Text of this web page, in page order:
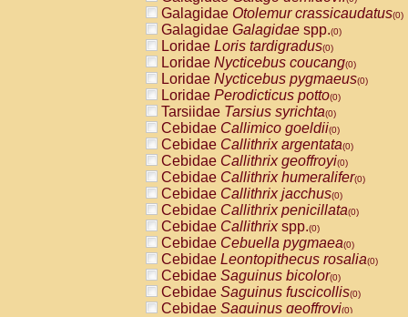
Galagidae Otolemur crassicaudatus(0)
Galagidae Galagidae spp.(0)
Loridae Loris tardigradus(0)
Loridae Nycticebus coucang(0)
Loridae Nycticebus pygmaeus(0)
Loridae Perodicticus potto(0)
Tarsiidae Tarsius syrichta(0)
Cebidae Callimico goeldii(0)
Cebidae Callithrix argentata(0)
Cebidae Callithrix geoffroyi(0)
Cebidae Callithrix humeralifer(0)
Cebidae Callithrix jacchus(0)
Cebidae Callithrix penicillata(0)
Cebidae Callithrixspp.(0)
Cebidae Cebuella pygmaea(0)
Cebidae Leontopithecus rosalia(0)
Cebidae Saguinus bicolor(0)
Cebidae Saguinus fuscicollis(0)
Cebidae Saguinus geoffroyi(0)